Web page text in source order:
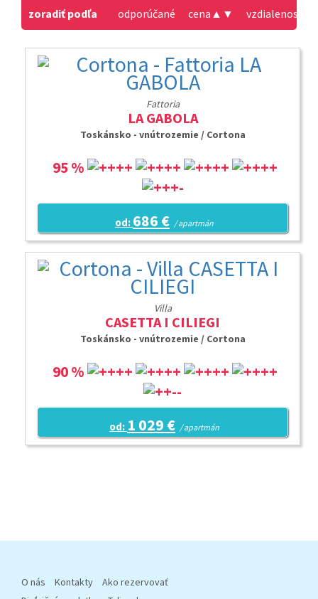
zoradiť podľa odporúčané cena ▲ ▼ vzdialenosť
Fattoria
LA GABOLA
Toskánsko - vnútrozemie / Cortona
95 %
od: 686 € / apartmán
Villa
CASETTA I CILIEGI
Toskánsko - vnútrozemie / Cortona
90 %
od: 1 029 € / apartmán
O nás Kontakty
Ako rezervovať